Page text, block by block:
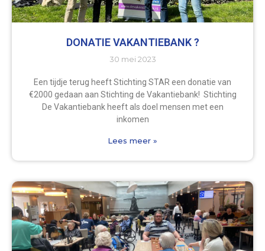
DONATIE VAKANTIEBANK ?
30 mei 2023
Een tijdje terug heeft Stichting STAR een donatie van
€2000 gedaan aan Stichting de Vakantiebank! Stichting
De Vakantiebank heeft als doel mensen met een
inkomen
Lees meer »